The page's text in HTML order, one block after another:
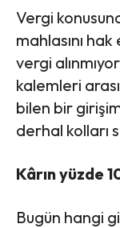
Vergi
mahlasını
vergi
kalemleri
bilen bir
derhal kolları
Kârın yüzde
Bugün hangi